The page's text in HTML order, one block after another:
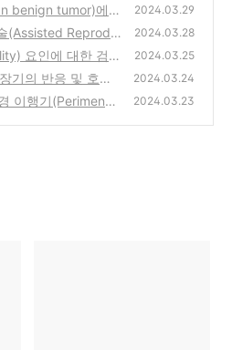
benign tumor)에는
2024.03.29
(Assisted Reprodu
2024.03.28
요인에 대한 검사
factor)
(0)
2024.03.25
기의 반응 및 호르
therapy, HR
2024.03.24
이행기(Perimenop
2024.03.23